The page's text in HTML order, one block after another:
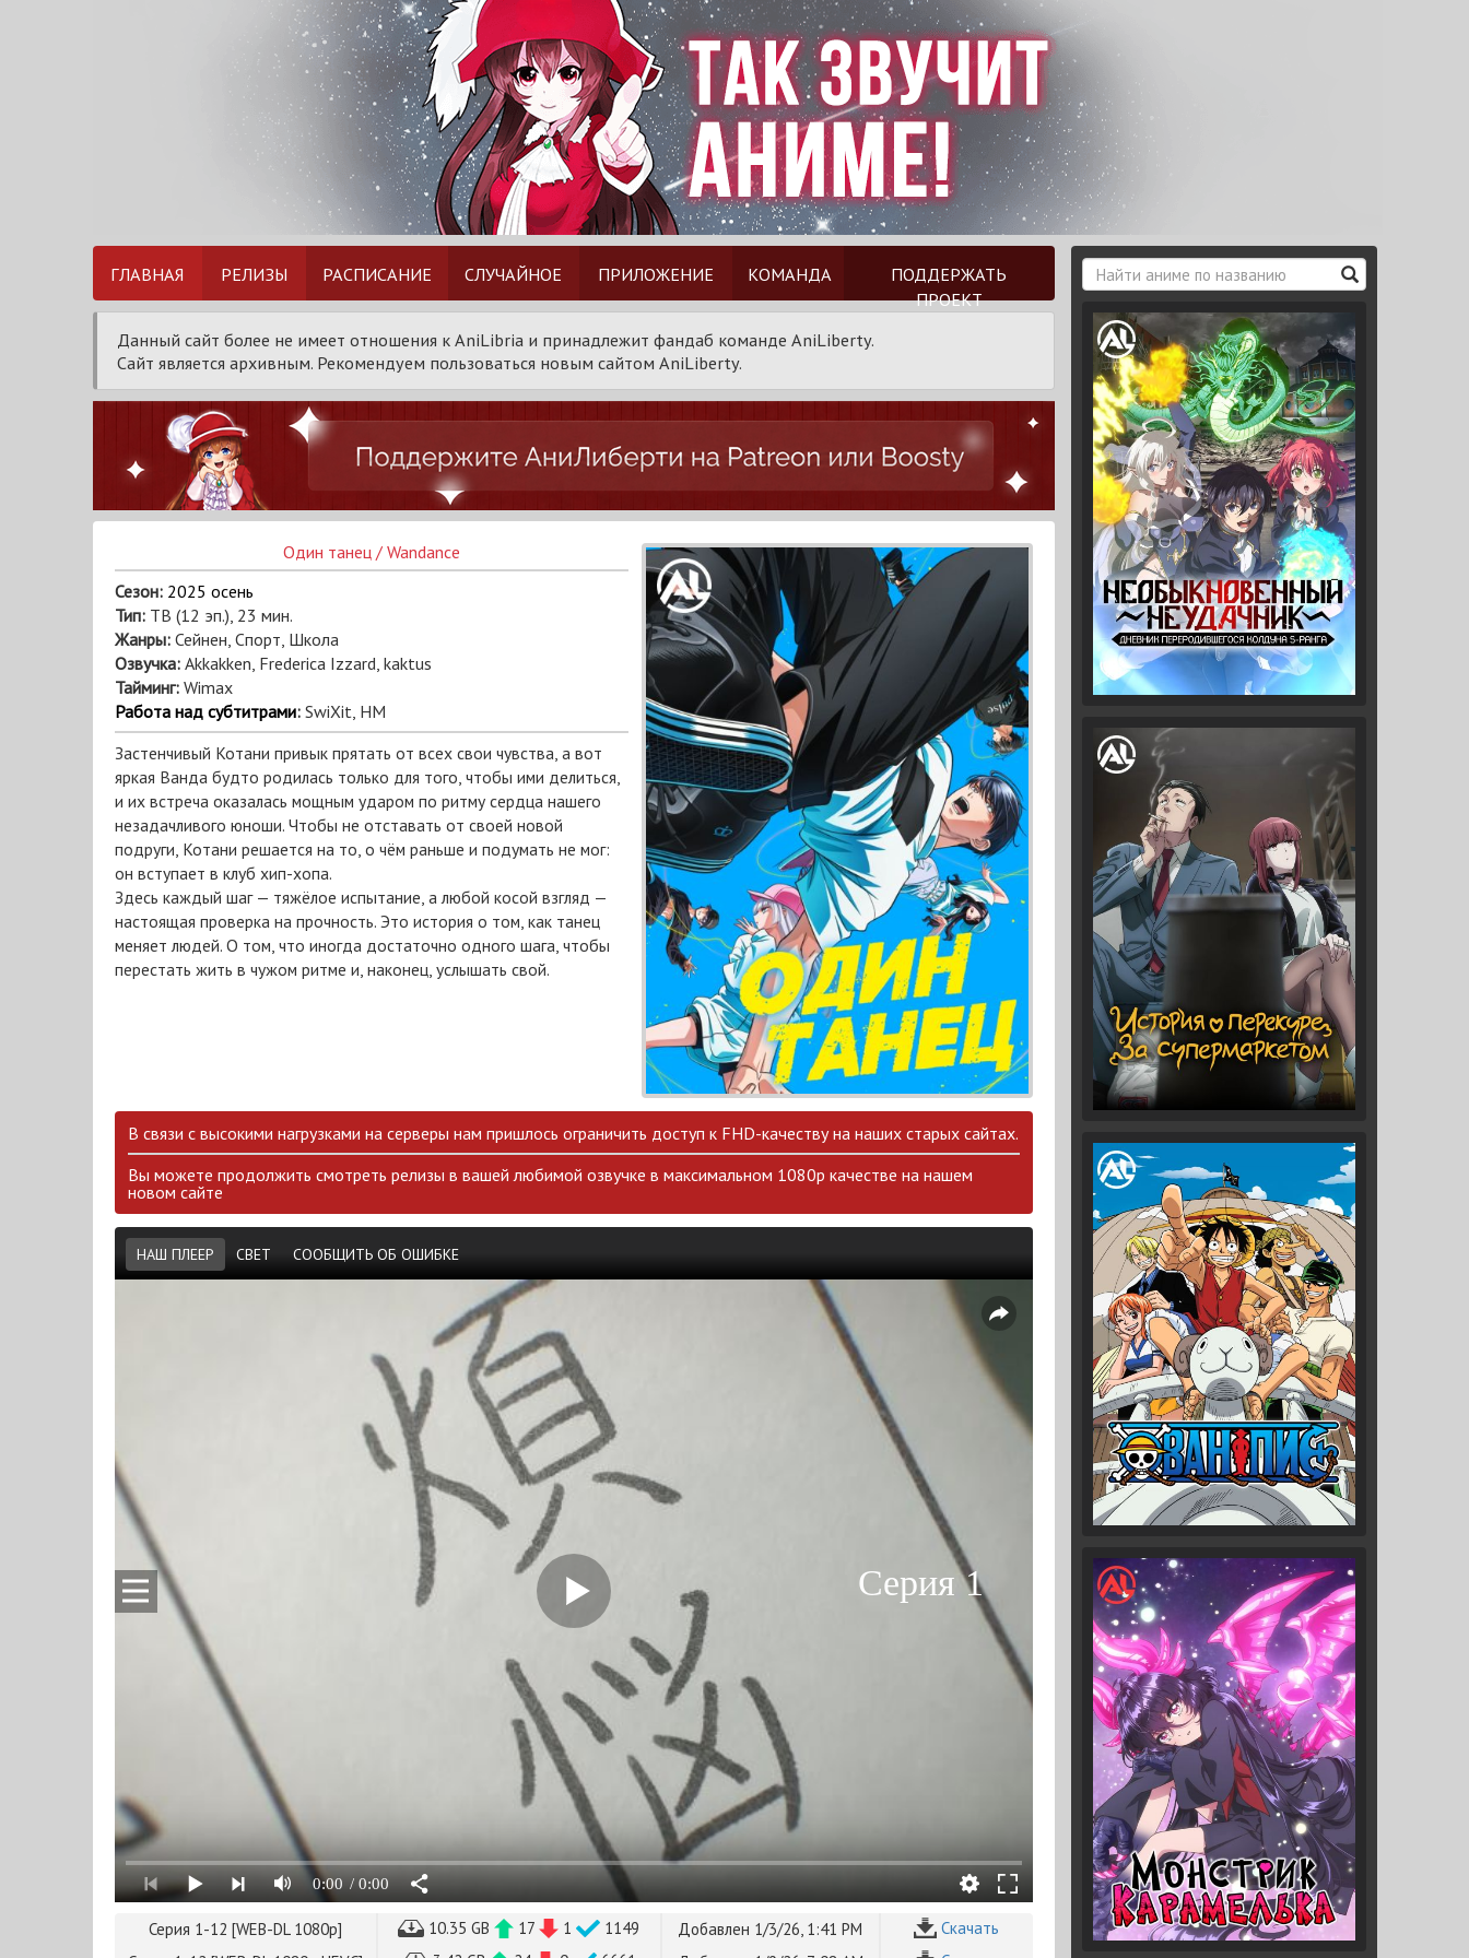
ГЛАВНАЯ РЕЛИЗЫ РАСПИСАНИЕ СЛУЧАЙНОЕ ПРИЛОЖЕНИЕ КОМАНДА
ПОДДЕРЖАТЬ
ПРОЕКТ
Данный сайт более не имеет отношения к AniLibria и принадлежит фандаб команде AniLiberty.
Сайт является архивным. Рекомендуем пользоваться новым сайтом AniLiberty.
Один танец / Wandance
Сезон: 2025 осень
Тип:ТВ (12 эп.), 23 мин.
Жанры:Сейнен, Спорт, Школа
Озвучка:Akkakken, Frederica Izzard, kaktus
Тайминг:Wimax
Работа над субтитрами:SwiXit, HM
Застенчивый Котани привык прятать от всех свои чувства, а вот
яркая Ванда будто родилась только для того, чтобы ими делиться,
и их встреча оказалась мощным ударом по ритму сердца нашего
незадачливого юноши. Чтобы не отставать от своей новой
подруги, Котани решается на то, о чём раньше и подумать не мог:
он вступает в клуб хип-хопа.
Здесь каждый шаг — тяжёлое испытание, а любой косой взгляд —
настоящая проверка на прочность. Это история о том, как танец
меняет людей. О том, что иногда достаточно одного шага, чтобы
перестать жить в чужом ритме и, наконец, услышать свой.
В связи с высокими нагрузками на серверы нам пришлось ограничить доступ к FHD-качеству на наших старых сайтах.
Вы можете продолжить смотреть релизы в вашей любимой озвучке в максимальном 1080p качестве на нашем
новом сайте
НАШ ПЛЕЕР СВЕТ СООБЩИТЬ ОБ ОШИБКЕ
Серия 1
0:00 / 0:00
Серия 1-12 [WEB-DL 1080p] 10.35 GB 17 1 1149 Добавлен 1/3/26, 1:41 PM
Cкачать